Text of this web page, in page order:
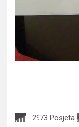
2973 Posjeta